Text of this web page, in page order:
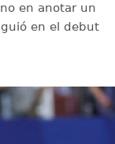
en anotar un
en el debut